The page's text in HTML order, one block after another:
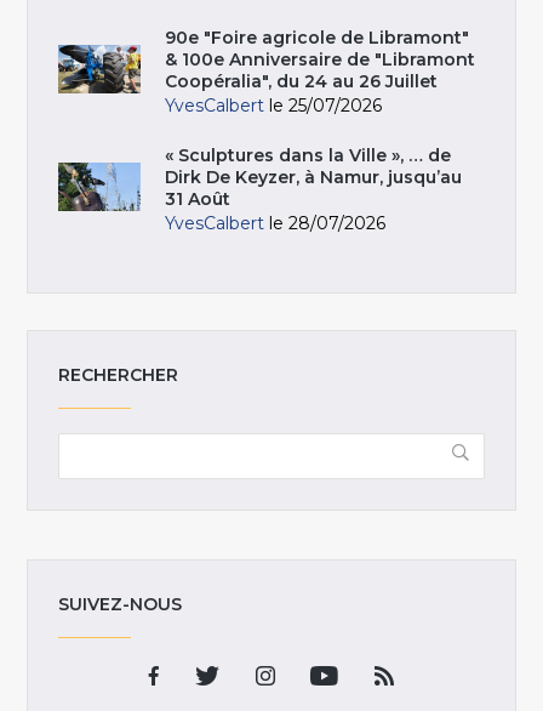
90e "Foire agricole de Libramont"
& 100e Anniversaire de "Libramont
Coopéralia", du 24 au 26 Juillet
YvesCalbert le 25/07/2026
« Sculptures dans la Ville », … de
Dirk De Keyzer, à Namur, jusqu’au
31 Août
YvesCalbert le 28/07/2026
RECHERCHER
SUIVEZ-NOUS